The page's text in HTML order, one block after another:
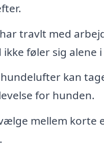
travlt med
føler sig alene
hundelufter kan
for hunden.
mellem